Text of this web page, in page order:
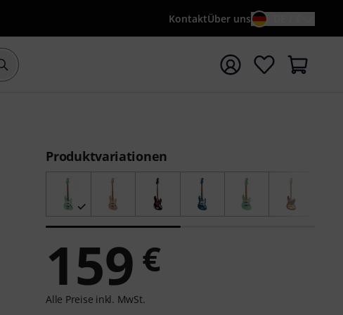
KontaktÜber uns
Suche mit Suchwort {searchTerm} starten
Produktvariationen
159 €
Alle Preise inkl. MwSt.